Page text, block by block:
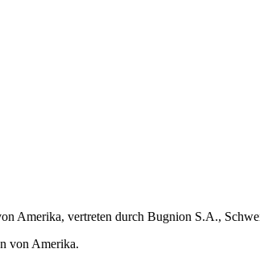
Amerika, vertreten durch Bugnion S.A.,
von Amerika.